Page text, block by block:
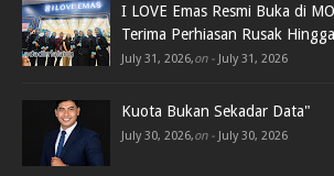
I LOVE Emas Resmi Buka di
Terima Perhiasan Rusak
July 31, 2026,on - July 31, 2026
Kuota Bukan Sekadar Data"
July 30, 2026,on - July 30, 2026